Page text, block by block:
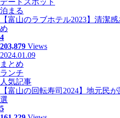
デートスポット
泊まる
【富山のラブホテル2023】清潔
め
4
203,879 Views
2024.01.09
まとめ
ランチ
人気記事
【富山の回転寿司2024】地元民
選
5